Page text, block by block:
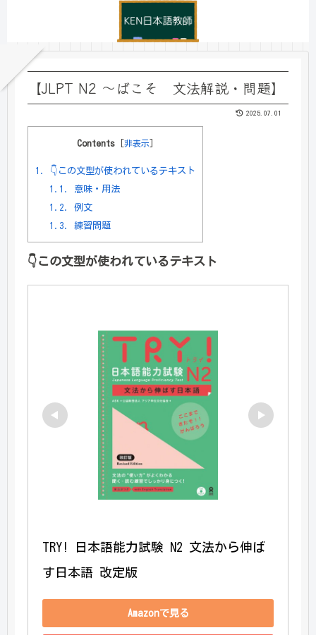
【JLPT N2 ～ばこそ 文法解説・問題】
2025.07.01
Contents 非表示
1.
👇この文型が使われているテキスト
1.1.
意味・用法
1.2.
例文
1.3.
練習問題
👇この文型が使われているテキスト
TRY! 日本語能力試験 N2 文法から伸ば
す日本語 改定版
Amazonで見る